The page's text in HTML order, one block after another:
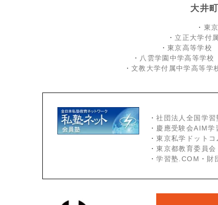
大井
・ 東
・ 立正大学付
・東京高等学校
・ 八雲学園中学高等学校
・ 文教大学付属中学高等学
・社団法人全国学習
・ 慶應受験会AIM学
・東京私学ドット
・東京都教育委員会
・学習塾.COM ・ 財